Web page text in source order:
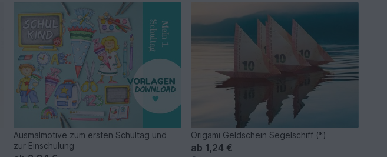
Ausmalmotive zum ersten Schultag und
zur Einschulung
Origami Geldschein Segelschiff (*)
ab 1,24 €